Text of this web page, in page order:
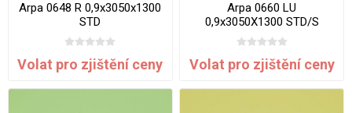
Arpa 0648 R 0,9x3050x1300
STD
Volat pro zjištění ceny
Arpa 0660 LU
0,9x3050X1300 STD/S
Volat pro zjištění ceny